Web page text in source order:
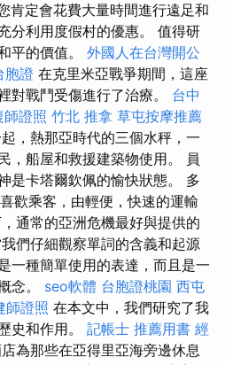
肯定會花費大量時間進行遠足和
分利用度假村的優惠。 值得研
平的價值。 外國人在台灣開公
胞證 在克里米亞戰爭期間，這座
對戰鬥受傷進行了治療。 台中
師證照 竹北 推拿 草屯按摩推薦
，熱那亞時代的三個水秤，一
，船屋和救援建築物使用。 員
是卡塔爾欽佩的愉快狀態。 多
歡乘客，由輕便，快速的運輸
通常的亞洲危機最好與提供的
們仔細觀察單詞的含義和起源
一種簡單使用的表達，而且是一
念。 seo軟體 台胞證桃園 西屯
師證照 在本文中，我們研究了我
史和作用。 記帳士 推薦用書 經
為那些在亞得里亞海旁邊休息